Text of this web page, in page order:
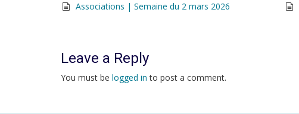
Associations | Semaine du 2 mars 2026
Leave a Reply
You must be logged in to post a comment.